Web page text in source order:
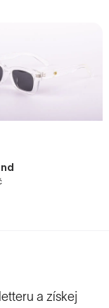
a získej